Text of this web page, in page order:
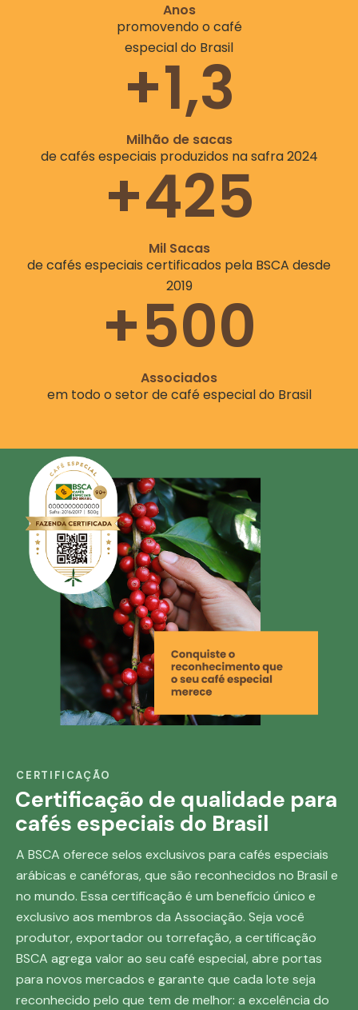
Anos
promovendo o café
especial do Brasil
+1,3
Milhão de sacas
de cafés especiais produzidos na safra 2024
+425
Mil Sacas
de cafés especiais certificados pela BSCA desde
2019
+500
Associados
em todo o setor de café especial do Brasil
CERTIFICAÇÃO
Certificação de qualidade para
cafés especiais do Brasil
A BSCA oferece selos exclusivos para cafés especiais
arábicas e canéforas, que são reconhecidos no Brasil e
no mundo. Essa certificação é um benefício único e
exclusivo aos membros da Associação. Seja você
produtor, exportador ou torrefação, a certificação
BSCA agrega valor ao seu café especial, abre portas
para novos mercados e garante que cada lote seja
reconhecido pelo que tem de melhor: a excelência do